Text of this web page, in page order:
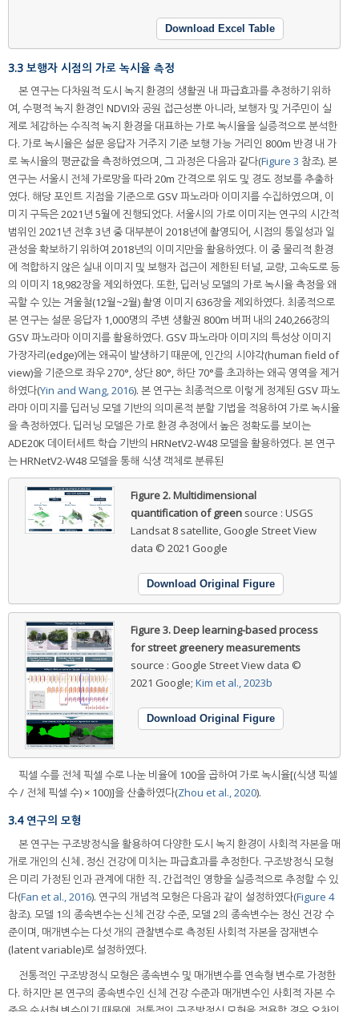
Download Excel Table
3.3 보행자 시점의 가로 녹시율 측정
본 연구는 다차원적 도시 녹지 환경의 생활권 내 파급효과를 추정하기 위하
여, 수평적 녹지 환경인 NDVI와 공원 접근성뿐 아니라, 보행자 및 거주민이 실
제로 체감하는 수직적 녹지 환경을 대표하는 가로 녹시율을 실증적으로 분석한
다. 가로 녹시율은 설문 응답자 거주지 기준 보행 가능 거리인 800m 반경 내 가
로 녹시율의 평균값을 측정하였으며, 그 과정은 다음과 같다(Figure 3 참조). 본
연구는 서울시 전체 가로망을 따라 20m 간격으로 위도 및 경도 정보를 추출하
였다. 해당 포인트 지점을 기준으로 GSV 파노라마 이미지를 수집하였으며, 이
미지 구득은 2021년 5월에 진행되었다. 서울시의 가로 이미지는 연구의 시간적
범위인 2021년 전후 3년 중 대부분이 2018년에 촬영되어, 시점의 통일성과 일
관성을 확보하기 위하여 2018년의 이미지만을 활용하였다. 이 중 물리적 환경
에 적합하지 않은 실내 이미지 및 보행자 접근이 제한된 터널, 교량, 고속도로 등
의 이미지 18,982장을 제외하였다. 또한, 딥러닝 모델의 가로 녹시율 측정을 왜
곡할 수 있는 겨울철(12월~2월) 촬영 이미지 636장을 제외하였다. 최종적으로
본 연구는 설문 응답자 1,000명의 주변 생활권 800m 버퍼 내의 240,266장의
GSV 파노라마 이미지를 활용하였다. GSV 파노라마 이미지의 특성상 이미지
가장자리(edge)에는 왜곡이 발생하기 때문에, 인간의 시야각(human field of
view)을 기준으로 좌우 270°, 상단 80°, 하단 70°를 초과하는 왜곡 영역을 제거
하였다(Yin and Wang, 2016). 본 연구는 최종적으로 이렇게 정제된 GSV 파노
라마 이미지를 딥러닝 모델 기반의 의미론적 분할 기법을 적용하여 가로 녹시율
을 측정하였다. 딥러닝 모델은 가로 환경 추정에서 높은 정확도를 보이는
ADE20K 데이터세트 학습 기반의 HRNetV2-W48 모델을 활용하였다. 본 연구
는 HRNetV2-W48 모델을 통해 식생 객체로 분류된
Figure 2.Multidimensional
quantification of green source : USGS
Landsat 8 satellite, Google Street View
data © 2021 Google
Download Original Figure
Figure 3.Deep learning-based process
for street greenery measurements
source : Google Street View data ©
2021 Google; Kim et al., 2023b
Download Original Figure
픽셀 수를 전체 픽셀 수로 나눈 비율에 100을 곱하여 가로 녹시율[(식생 픽셀
수 / 전체 픽셀 수) × 100)]을 산출하였다(Zhou et al., 2020).
3.4 연구의 모형
본 연구는 구조방정식을 활용하여 다양한 도시 녹지 환경이 사회적 자본을 매
개로 개인의 신체․정신 건강에 미치는 파급효과를 추정한다. 구조방정식 모형
은 미리 가정된 인과 관계에 대한 직․간접적인 영향을 실증적으로 추정할 수 있
다(Fan et al., 2016). 연구의 개념적 모형은 다음과 같이 설정하였다(Figure 4
참조). 모델 1의 종속변수는 신체 건강 수준, 모델 2의 종속변수는 정신 건강 수
준이며, 매개변수는 다섯 개의 관찰변수로 측정된 사회적 자본을 잠재변수
(latent variable)로 설정하였다.
전통적인 구조방정식 모형은 종속변수 및 매개변수를 연속형 변수로 가정한
다. 하지만 본 연구의 종속변수인 신체 건강 수준과 매개변수인 사회적 자본 수